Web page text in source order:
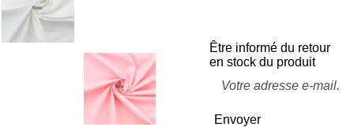
Être informé du retour
en stock du produit
Envoyer